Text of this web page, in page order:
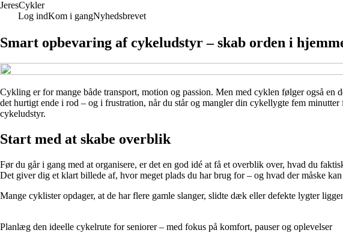
JeresCykler
Log indKom i gangNyhedsbrevet
Smart opbevaring af cykeludstyr – skab orden i
Cykling er for mange både transport, motion og passion. Men med cyklen følger også
det hurtigt ende i rod – og i frustration, når du står og mangler din cykellygte fem
cykeludstyr.
Start med at skabe overblik
Før du går i gang med at organisere, er det en god idé at få et overblik over, hvad du
Det giver dig et klart billede af, hvor meget plads du har brug for – og hvad der måske kan
Mange cyklister opdager, at de har flere gamle slanger, slidte dæk eller defekte lygter
Planlæg den ideelle cykelrute for seniorer – med fokus på komfort, pauser og oplevelser